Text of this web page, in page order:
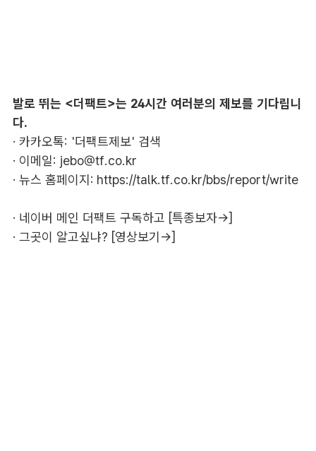
발로 뛰는 <더팩트>는 24시간 여러분의 제보를 기다립니
다.
· 카카오톡: '더팩트제보' 검색
· 이메일: jebo@tf.co.kr
· 뉴스 홈페이지: https://talk.tf.co.kr/bbs/report/write
· 네이버 메인 더팩트 구독하고 [특종보자→]
· 그곳이 알고싶냐? [영상보기→]